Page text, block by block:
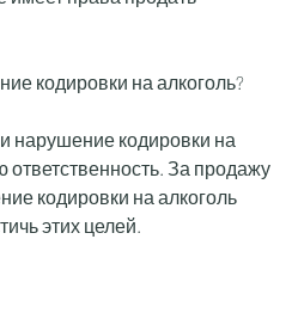
кодировки на алкоголь?
нарушение кодировки на
ответственность. За продажу
кодировки на алкоголь
этих целей.